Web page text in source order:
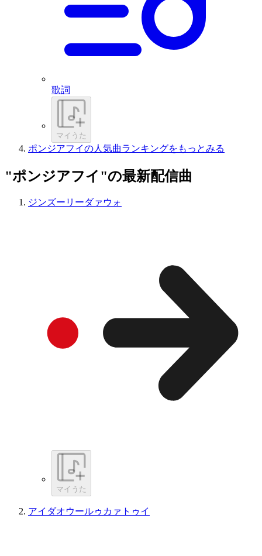
歌詞
マイうた
ポンジアフイの人気曲ランキングをもっとみる
"ポンジアフイ"の最新配信曲
ジンズーリーダァウォ
マイうた
アイダオウールゥカァトゥイ